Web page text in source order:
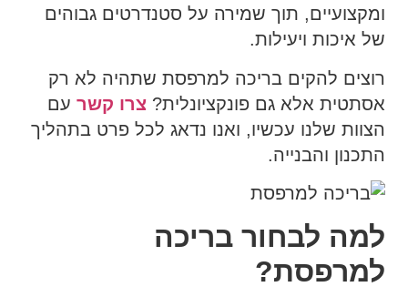
ומקצועיים, תוך שמירה על סטנדרטים גבוהים
של איכות ויעילות.
רוצים להקים בריכה למרפסת שתהיה לא רק
אסתטית אלא גם פונקציונלית? צרו קשר עם
הצוות שלנו עכשיו, ואנו נדאג לכל פרט בתהליך
התכנון והבנייה.
למה לבחור בריכה
למרפסת?